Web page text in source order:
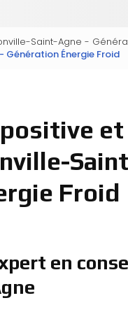
Saint-Agne -
Énergie Froid
Froid
en